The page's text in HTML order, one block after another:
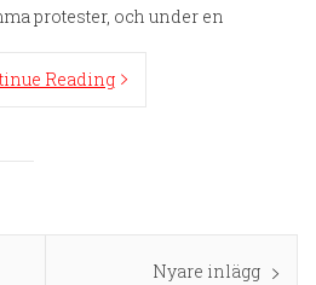
protester, och under en
Reading
Nyare inlägg